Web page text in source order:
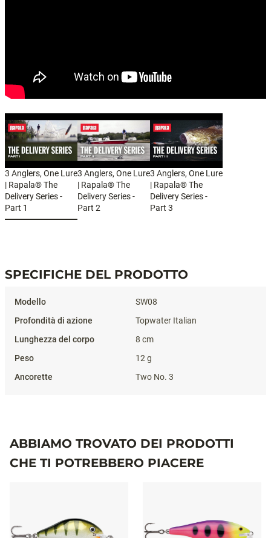
3 Anglers, One Lure
| Rapala® The
Delivery Series -
Part 1
3 Anglers, One Lure
| Rapala® The
Delivery Series -
Part 2
3 Anglers, One Lure
| Rapala® The
Delivery Series -
Part 3
SPECIFICHE DEL PRODOTTO
SW08
Topwater Italian
8 cm
12 g
Two No. 3
ABBIAMO TROVATO DEI PRODOTTI
CHE TI POTREBBERO PIACERE